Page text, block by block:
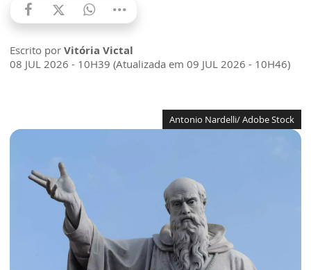
Escrito por Vitória Victal
08 JUL 2026 - 10H39 (Atualizada em 09 JUL 2026 - 10H46)
Antonio Nardelli/ Adobe Stock